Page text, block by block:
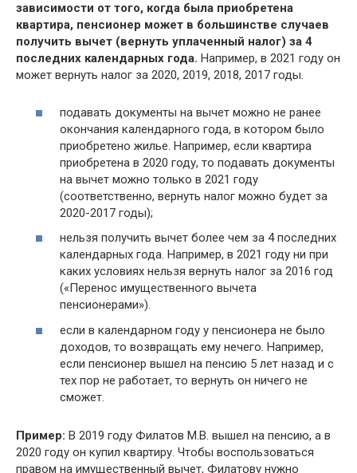
зависимости от того, когда была приобретена
квартира, пенсионер может в большинстве случаев
получить вычет (вернуть уплаченный налог) за 4
последних календарных года. Например, в 2021 году он
может вернуть налог за 2020, 2019, 2018, 2017 годы.
подавать документы на вычет можно не ранее
окончания календарного года, в котором было
приобретено жилье. Например, если квартира
приобретена в 2020 году, то подавать документы
на вычет можно только в 2021 году
(соответственно, вернуть налог можно будет за
2020-2017 годы);
нельзя получить вычет более чем за 4 последних
календарных года. Например, в 2021 году ни при
каких условиях нельзя вернуть налог за 2016 год
(«Перенос имущественного вычета
пенсионерами»).
если в календарном году у пенсионера не было
доходов, то возвращать ему нечего. Например,
если пенсионер вышел на пенсию 5 лет назад и с
тех пор не работает, то вернуть он ничего не
сможет.
Пример: В 2019 году Филатов М.В. вышел на пенсию, а в
2020 году он купил квартиру. Чтобы воспользоваться
правом на имущественный вычет, Филатову нужно